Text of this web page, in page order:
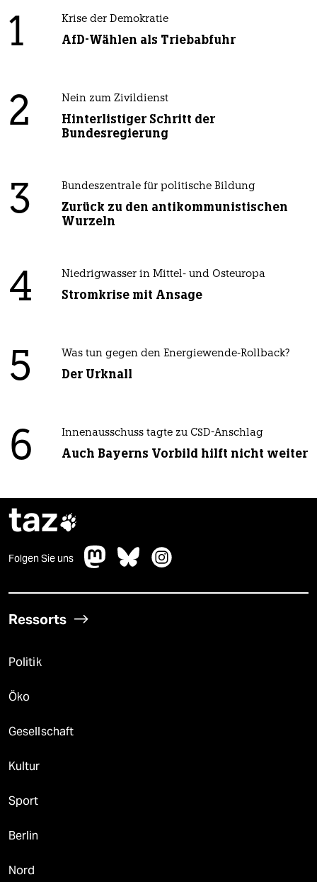
1 Krise der Demokratie
AfD-Wählen als Triebabfuhr
2 Nein zum Zivildienst
Hinterlistiger Schritt der
Bundesregierung
3 Bundeszentrale für politische Bildung
Zurück zu den antikommunistischen
Wurzeln
4 Niedrigwasser in Mittel- und Osteuropa
Stromkrise mit Ansage
5 Was tun gegen den Energiewende-Rollback?
Der Urknall
6 Innenausschuss tagte zu CSD-Anschlag
Auch Bayerns Vorbild hilft nicht weiter
taz
Folgen Sie uns
Ressorts
Politik
Öko
Gesellschaft
Kultur
Sport
Berlin
Nord